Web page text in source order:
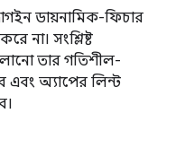
ডায়নামিক-ফিচার
না। সংশ্লিষ্ট
তার গতিশীল-
এবং অ্যাপের লিন্ট